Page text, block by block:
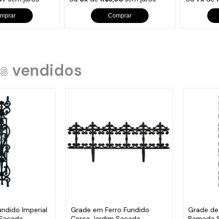
Comprar
vendidos
Imperial
Grade em Ferro Fundido
Grade